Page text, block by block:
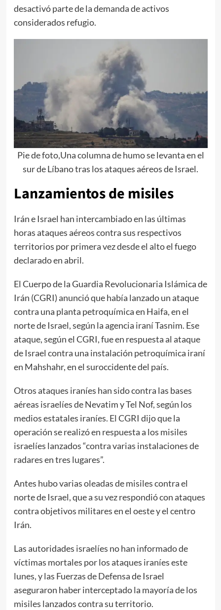
desactivó parte de la demanda de activos
considerados refugio.
Pie de foto,Una columna de humo se levanta en el
sur de Líbano tras los ataques aéreos de Israel.
Lanzamientos de misiles
Irán e Israel han intercambiado en las últimas
horas ataques aéreos contra sus respectivos
territorios por primera vez desde el alto el fuego
declarado en abril.
El Cuerpo de la Guardia Revolucionaria Islámica de
Irán (CGRI) anunció que había lanzado un ataque
contra una planta petroquímica en Haifa, en el
norte de Israel, según la agencia iraní Tasnim. Ese
ataque, según el CGRI, fue en respuesta al ataque
de Israel contra una instalación petroquímica iraní
en Mahshahr, en el suroccidente del país.
Otros ataques iraníes han sido contra las bases
aéreas israelíes de Nevatim y Tel Nof, según los
medios estatales iraníes. El CGRI dijo que la
operación se realizó en respuesta a los misiles
israelíes lanzados “contra varias instalaciones de
radares en tres lugares”.
Antes hubo varias oleadas de misiles contra el
norte de Israel, que a su vez respondió con ataques
contra objetivos militares en el oeste y el centro
Irán.
Las autoridades israelíes no han informado de
víctimas mortales por los ataques iraníes este
lunes, y las Fuerzas de Defensa de Israel
aseguraron haber interceptado la mayoría de los
misiles lanzados contra su territorio.